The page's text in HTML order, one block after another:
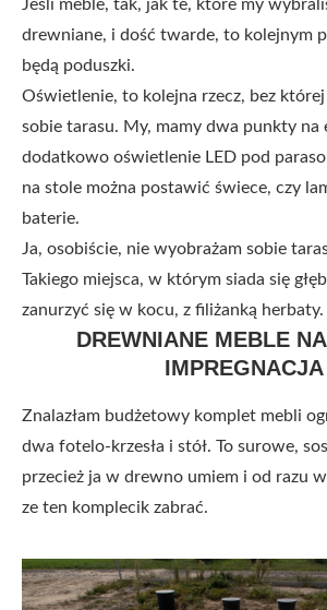
Jeśli meble, tak, jak te, które my
drewniane, i dość twarde, to kolejnym
będą poduszki.
Oświetlenie, to kolejna rzecz, bez
sobie tarasu. My, mamy dwa punkty na
dodatkowo oświetlenie LED pod
na stole można postawić świece, czy
baterie.
Ja, osobiście, nie wyobrażam sobie
Takiego miejsca, w którym siada się
zanurzyć się w kocu, z filiżanką herbaty.
DREWNIANE MEBLE
IMPREGNACJA
Znalazłam budżetowy komplet mebli
dwa fotelo-krzesła i stół. To surowe,
przecież ja w drewno umiem i od razu
ze ten komplecik zabrać.